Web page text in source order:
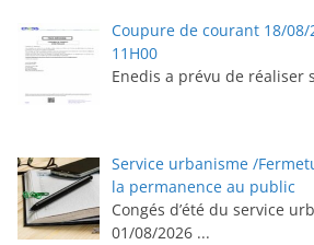
Coupure de courant 18/08/
11H00
Enedis a prévu de réaliser
Service urbanisme /
la permanence au public
Congés d’été du service
01/08/2026 ...